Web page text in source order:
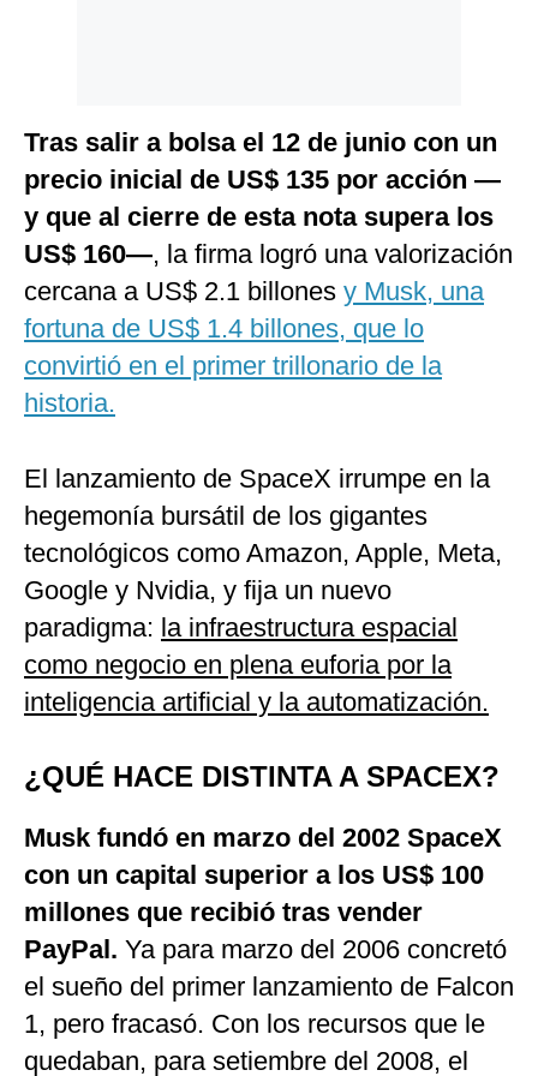
Tras salir a bolsa el 12 de junio con un
precio inicial de US$ 135 por acción —
y que al cierre de esta nota supera los
US$ 160—, la firma logró una valorización
cercana a US$ 2.1 billones y Musk, una
fortuna de US$ 1.4 billones, que lo
convirtió en el primer trillonario de la
historia.
El lanzamiento de SpaceX irrumpe en la
hegemonía bursátil de los gigantes
tecnológicos como Amazon, Apple, Meta,
Google y Nvidia, y fija un nuevo
paradigma: la infraestructura espacial
como negocio en plena euforia por la
inteligencia artificial y la automatización.
¿QUÉ HACE DISTINTA A SPACEX?
Musk fundó en marzo del 2002 SpaceX
con un capital superior a los US$ 100
millones que recibió tras vender
PayPal. Ya para marzo del 2006 concretó
el sueño del primer lanzamiento de Falcon
1, pero fracasó. Con los recursos que le
quedaban, para setiembre del 2008, el